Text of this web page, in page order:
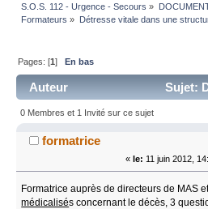
S.O.S. 112 - Urgence - Secours »
Formateurs » Détresse vitale dans une
Pages: [1]En bas
Auteur
Sujet:
une structure sociale !! (Lu
0 Membres et 1 Invité sur ce sujet
formatrice
« le: 11 juin 2012,
Formatrice auprès de directeurs de MAS
médicalisés concernant le décès, 3